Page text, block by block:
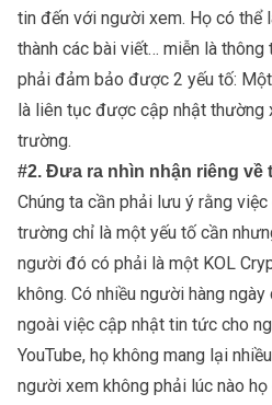
tin đến với người xem. Họ có thể
thành các bài viết… miễn là
phải đảm bảo được 2 yếu tố:
là liên tục được cập nhật thường
trường.
#2. Đưa ra nhìn nhận riêng về
Chúng ta cần phải lưu ý rằng
trường chỉ là một yếu tố cần
người đó có phải là một KOL
không. Có nhiều người hàng
ngoài việc cập nhật tin tức cho
YouTube, họ không mang lại
người xem không phải lúc nào